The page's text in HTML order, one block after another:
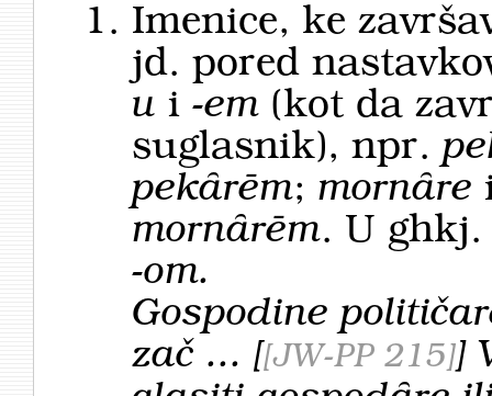
Imenice, ke
jd. pored
u i -em (kot da
suglasnik), npr.
pekȃrēm; mornȃre
mornȃrēm. U
-om.
Gospodine
zač ...[ JW-PP 215 ]